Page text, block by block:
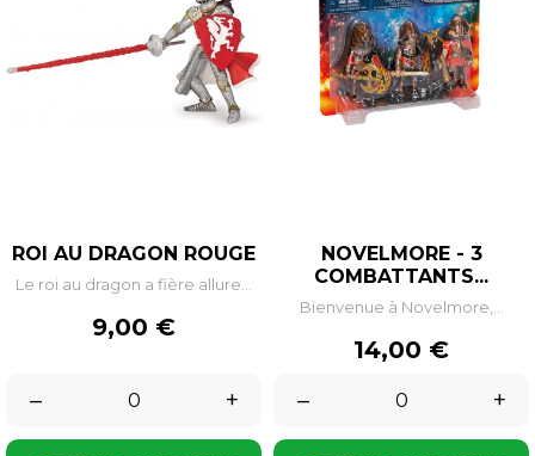
ROI AU DRAGON ROUGE
Le roi au dragon a fière allure...
Prix
9,00 €
– +
NOVELMORE - 3
COMBATTANTS...
Bienvenue à Novelmore,...
Prix
14,00 €
–
+